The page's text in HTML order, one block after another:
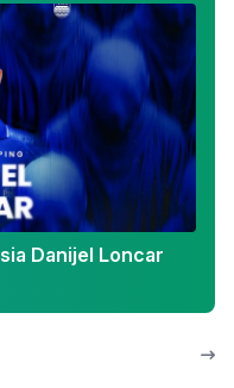
Danijel Loncar